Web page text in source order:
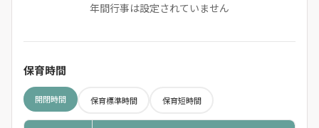
年間行事は設定されていません
保育時間
開閉時間 保育標準時間 保育短時間